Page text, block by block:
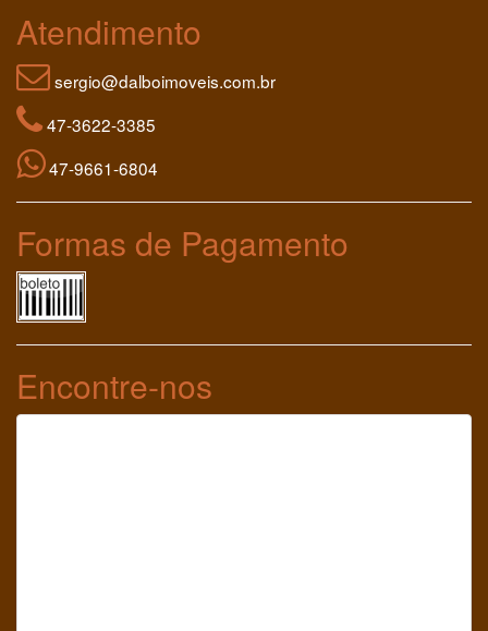
Atendimento
sergio@dalboimoveis.com.br
47-3622-3385
47-9661-6804
Formas de Pagamento
Encontre-nos